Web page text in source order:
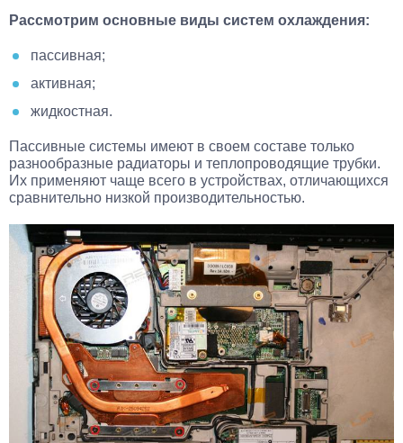
Рассмотрим основные виды систем охлаждения:
пассивная;
активная;
жидкостная.
Пассивные системы имеют в своем составе только
разнообразные радиаторы и теплопроводящие трубки.
Их применяют чаще всего в устройствах, отличающихся
сравнительно низкой производительностью.